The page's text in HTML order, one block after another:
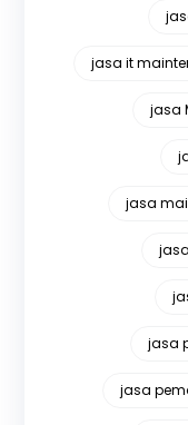
jasa it
jasa
jasa
jasa
jasa